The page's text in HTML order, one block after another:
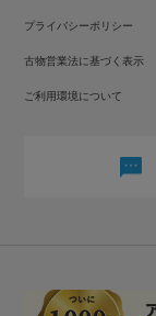
プライバシーポリシー
古物営業法に基づく表示
ご利用環境について